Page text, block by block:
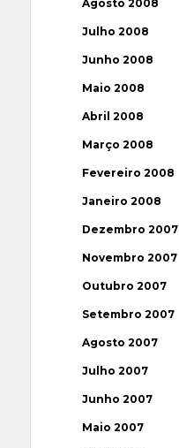
Agosto 2008
Julho 2008
Junho 2008
Maio 2008
Abril 2008
Março 2008
Fevereiro 2008
Janeiro 2008
Dezembro 2007
Novembro 2007
Outubro 2007
Setembro 2007
Agosto 2007
Julho 2007
Junho 2007
Maio 2007